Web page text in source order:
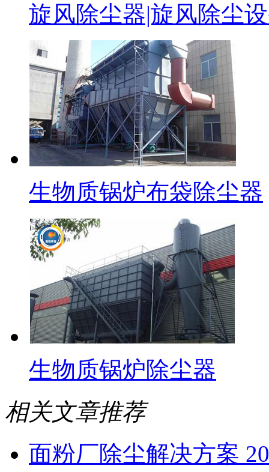
旋风除尘器|旋风除尘
生物质锅炉布袋除尘器
生物质锅炉除尘器
相关文章推荐
面粉厂除尘解决方案